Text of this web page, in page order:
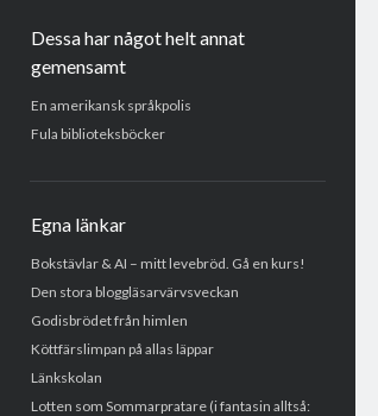
Dessa har något helt annat
gemensamt
En amerikansk språkpolis
Fula biblioteksböcker
Egna länkar
Bokstävlar & AI – mitt levebröd. Gå en kurs!
Den stora bloggläsarvärvsveckan
Godisbrödet från himlen
Köttfärslimpan på allas läppar
Länkskolan
Lotten som Sommarpratare (i fantasin alltså: